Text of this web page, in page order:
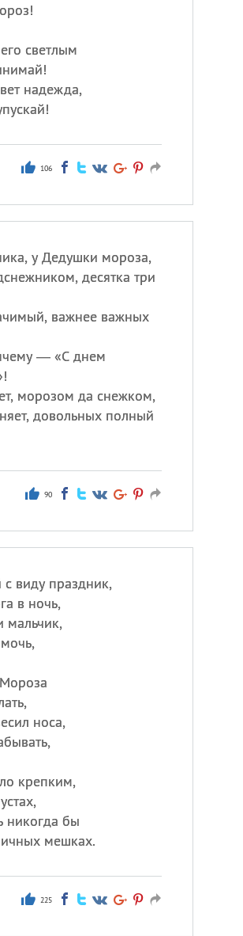
светлым
надежда,
106
у Дедушки мороза,
десятка три
важнее важных
— «С днем
морозом да снежком,
довольных полный
90
виду праздник,
в ночь,
мальчик,
носа,
крепким,
никогда бы
мешках.
225